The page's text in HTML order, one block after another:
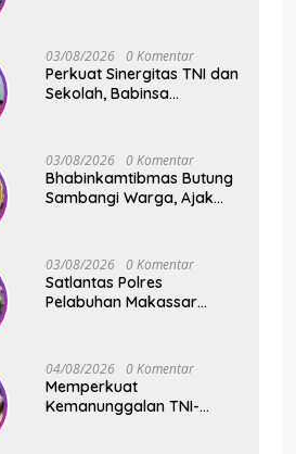
Kesehatan
03/08/2026 0 Komentar
Perkuat Sinergitas TNI dan
Sekolah, Babinsa
Center Malakaji
03/08/2026 0 Komentar
Bhabinkamtibmas Butung
Sambangi Warga, Ajak
03/08/2026 0 Komentar
Satlantas Polres
Pelabuhan Makassar
Aman dan Lancar
04/08/2026 0 Komentar
Memperkuat
Kemanunggalan TNI-